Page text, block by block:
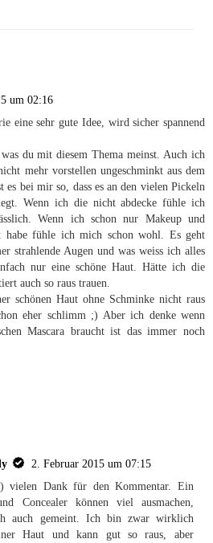
um 02:16
eine sehr gute Idee, wird sicher spannend
du mit diesem Thema meinst. Auch ich
mehr vorstellen ungeschminkt aus dem
es bei mir so, dass es an den vielen Pickeln
Wenn ich die nicht abdecke fühle ich
Wenn ich schon nur Makeup und
habe fühle ich mich schon wohl. Es geht
strahlende Augen und was weiss ich alles
nur eine schöne Haut. Hätte ich die
auch so raus trauen.
schönen Haut ohne Schminke nicht raus
eher schlimm ;) Aber ich denke wenn
Mascara braucht ist das immer noch
2. Februar 2015 um 07:15
vielen Dank für den Kommentar. Ein
Concealer können viel ausmachen,
auch gemeint. Ich bin zwar wirklich
Haut und kann gut so raus, aber